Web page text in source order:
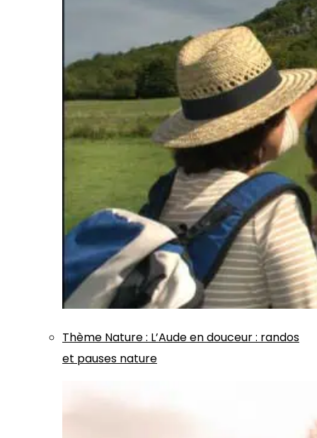
Thème Nature: L’Aude en douceur : randos
et pauses nature